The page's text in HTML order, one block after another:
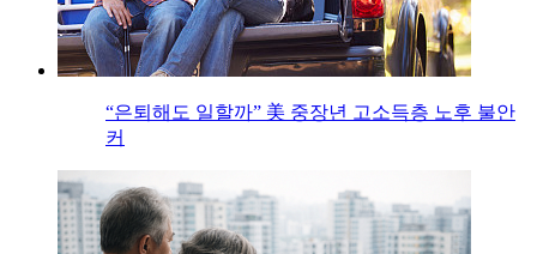
“은퇴해도 일할까” 美 중장년 고소득층 노후 불안
커